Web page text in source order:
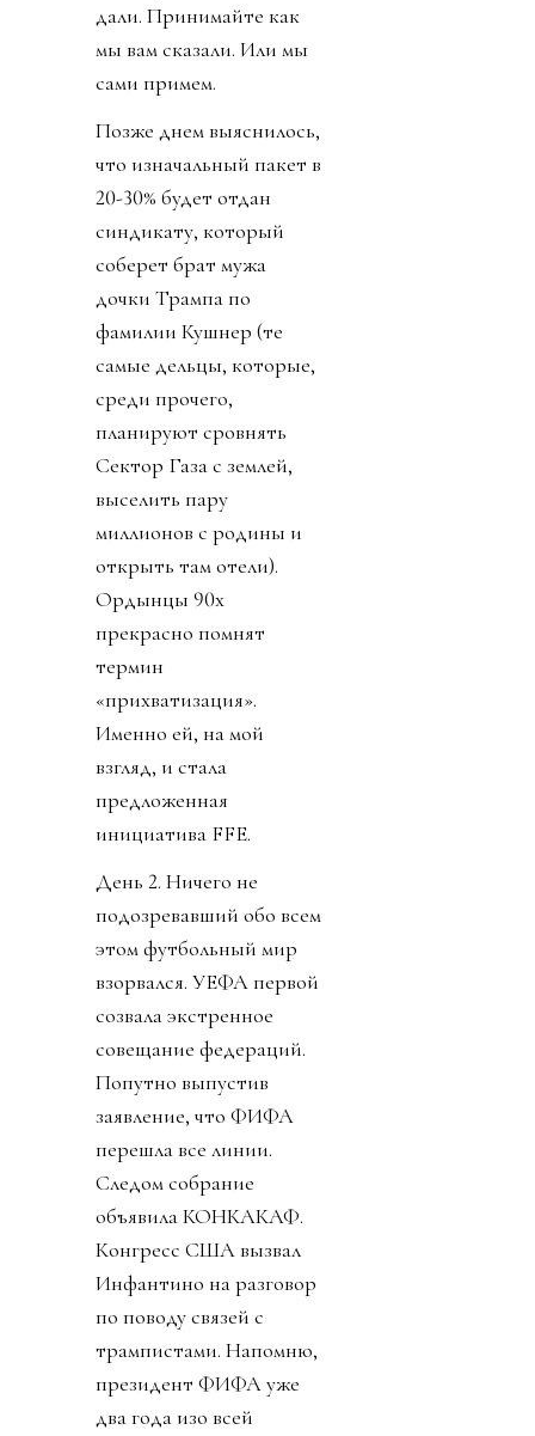
дали. Принимайте как
мы вам сказали. Или мы
сами примем.
Позже днем выяснилось,
что изначальный пакет в
20-30% будет отдан
синдикату, который
соберет брат мужа
дочки Трампа по
фамилии Кушнер (те
самые дельцы, которые,
среди прочего,
планируют сровнять
Сектор Газа с землей,
выселить пару
миллионов с родины и
открыть там отели).
Ордынцы 90х
прекрасно помнят
термин
«прихватизация».
Именно ей, на мой
взгляд, и стала
предложенная
инициатива FFE.
День 2. Ничего не
подозревавший обо всем
этом футбольный мир
взорвался. УЕФА первой
созвала экстренное
совещание федераций.
Попутно выпустив
заявление, что ФИФА
перешла все линии.
Следом собрание
объявила КОНКАКАФ.
Конгресс США вызвал
Инфантино на разговор
по поводу связей с
трампистами. Напомню,
президент ФИФА уже
два года изо всей